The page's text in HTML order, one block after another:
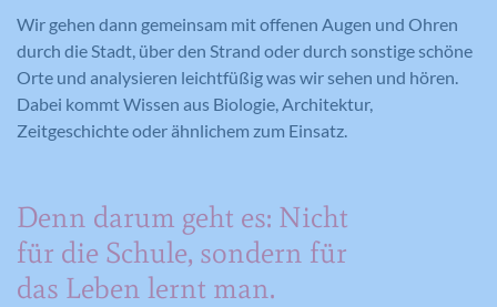
Wir gehen dann gemeinsam mit offenen Augen und Ohren
durch die Stadt, über den Strand oder durch sonstige schöne
Orte und analysieren leichtfüßig was wir sehen und hören.
Dabei kommt Wissen aus Biologie, Architektur,
Zeitgeschichte oder ähnlichem zum Einsatz.
Denn darum geht es: Nicht
für die Schule, sondern für
das Leben lernt man.